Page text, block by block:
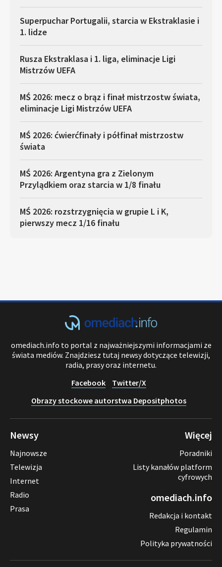
Superpuchar Portugalii, starcia w Ekstraklasie i
1. lidze
Rusza Ekstraklasa i 1. liga, eliminacje Ligi
Mistrzów UEFA
MŚ 2026: mecz o brąz i finał mistrzostw świata,
eliminacje Ligi Mistrzów UEFA
MŚ 2026: ćwierćfinały i półfinał mistrzostw
świata
MŚ 2026: Argentyna gra z Zielonym
Przylądkiem oraz starcia w 1/8 finału
MŚ 2026: rozstrzygnięcia w grupie L i K,
pierwszy mecz 1/16 finału
omediach.info to portal z najważniejszymi informacjami ze
świata mediów. Znajdziesz tutaj newsy dotyczące telewizji,
radia, prasy oraz internetu.
Facebook
Twitter/X
Obrazy stockowe autorstwa Depositphotos
Newsy
Najnowsze
Telewizja
Internet
Radio
Prasa
Więcej
Poradniki
Listy kanałów platform
cyfrowych
omediach.info
Redakcja i kontakt
Regulamin
Polityka prywatności